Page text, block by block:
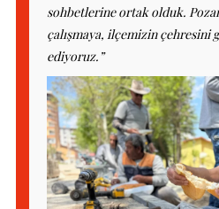
sohbetlerine ortak olduk.
çalışmaya, ilçemizin çehresini
ediyoruz.”